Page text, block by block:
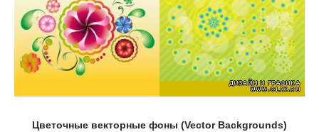
Цветочные векторные фоны (Vector Backgrounds)